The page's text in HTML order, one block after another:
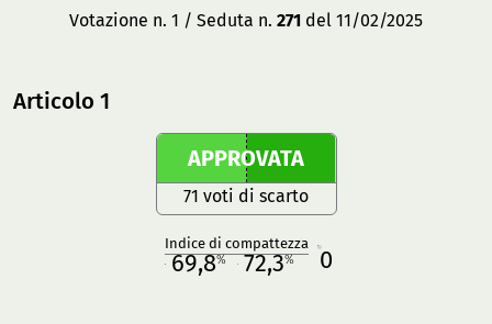
Votazione n. 1 / Seduta n. 271 del 11/02/2025
Articolo 1
APPROVATA
71 voti di scarto
Indice di compattezza
69,8% 72,3% 0